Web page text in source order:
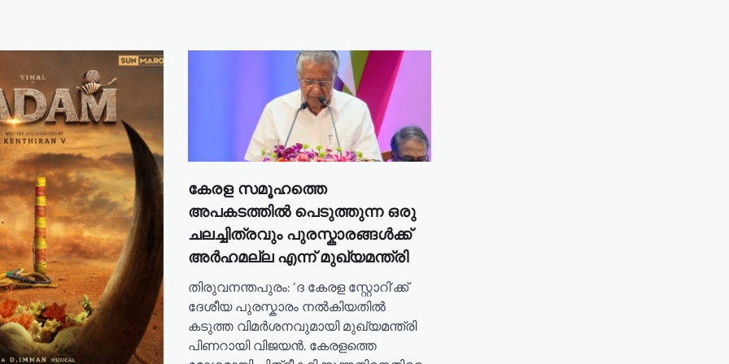
കേരള സമൂഹത്തെ
അപകടത്തിൽ പെടുത്തുന്ന ഒരു
ചലച്ചിത്രവും പുരസ്കാരങ്ങൾക്ക്
അർഹമല്ല എന്ന് മുഖ്യമന്ത്രി
തിരുവനന്തപുരം: ‘ദ കേരള സ്റ്റോറി’ക്ക്
ദേശീയ പുരസ്കാരം നൽകിയതിൽ
കടുത്ത വിമർശനവുമായി മുഖ്യമന്ത്രി
പിണറായി വിജയൻ. കേരളത്തെ